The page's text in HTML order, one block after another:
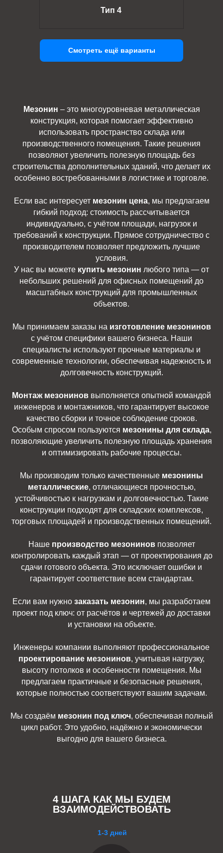
Тип 4
Смотреть ещё варианты
Мезонин – это многоуровневая металлическая
конструкция, которая помогает эффективно
использовать пространство склада или
производственного помещения. Такие решения
позволяют увеличить полезную площадь без
строительства дополнительных зданий, что делает их
особенно востребованными в логистике и торговле.
Если вас интересует мезонин цена, мы предлагаем
гибкий подход: стоимость рассчитывается
индивидуально, с учётом площади, нагрузок и
требований к конструкции. Прямое сотрудничество с
производителем позволяет предложить лучшие
условия.
У нас вы можете купить мезонин любого типа — от
небольших решений для офисных помещений до
масштабных конструкций для промышленных
объектов.
Мы принимаем заказы на изготовление мезонинов
с учётом специфики вашего бизнеса. Наши
специалисты используют прочные материалы и
современные технологии, обеспечивая надежность и
долговечность конструкций.
Монтаж мезонинов выполняется опытной командой
инженеров и монтажников, что гарантирует высокое
качество сборки и точное соблюдение сроков.
Особым спросом пользуются мезонины для склада,
позволяющие увеличить полезную площадь хранения
и оптимизировать рабочие процессы.
Мы производим только качественные мезонины
металлические, отличающиеся прочностью,
устойчивостью к нагрузкам и долговечностью. Такие
конструкции подходят для складских комплексов,
торговых площадей и производственных помещений.
Наше производство мезониновпозволяет
контролировать каждый этап — от проектирования до
сдачи готового объекта. Это исключает ошибки и
гарантирует соответствие всем стандартам.
Если вам нужно заказать мезонин, мы разработаем
проект под ключ: от расчётов и чертежей до доставки
и установки на объекте.
Инженеры компании выполняют профессиональное
проектирование мезонинов, учитывая нагрузку,
высоту потолков и особенности помещения. Мы
предлагаем практичные и безопасные решения,
которые полностью соответствуют вашим задачам.
Мы создаём мезонин под ключ, обеспечивая полный
цикл работ. Это удобно, надёжно и экономически
выгодно для вашего бизнеса.
4 ШАГА КАК МЫ БУДЕМ
ВЗАИМОДЕЙСТВОВАТЬ
1-3 дней